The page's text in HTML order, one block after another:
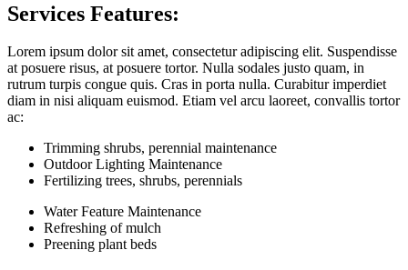
Services Features:
Lorem ipsum dolor sit amet, consectetur adipiscing elit. Suspendisse
at posuere risus, at posuere tortor. Nulla sodales justo quam, in
rutrum turpis congue quis. Cras in porta nulla. Curabitur imperdiet
diam in nisi aliquam euismod. Etiam vel arcu laoreet, convallis tortor
ac:
Trimming shrubs, perennial maintenance
Outdoor Lighting Maintenance
Fertilizing trees, shrubs, perennials
Water Feature Maintenance
Refreshing of mulch
Preening plant beds